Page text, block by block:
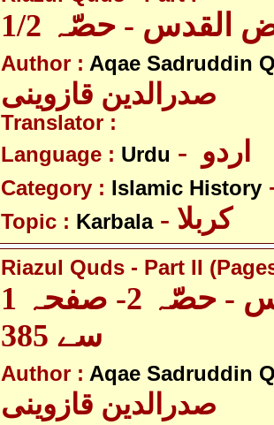
القدس - حصّہ
Author : Aqae Sadruddin
Translator :
Language : Urdu
Category : Islamic History
Topic : Karbala - کربلا
Riazul Quds - Part II
ریاض القدس - حصّہ 2- صفحہ 1
سے 385
Author : Aqae Sadruddin